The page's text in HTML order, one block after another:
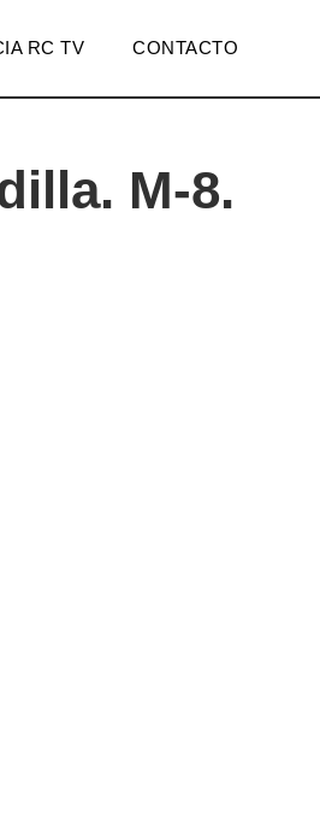
RC TV CONTACTO
M-8.